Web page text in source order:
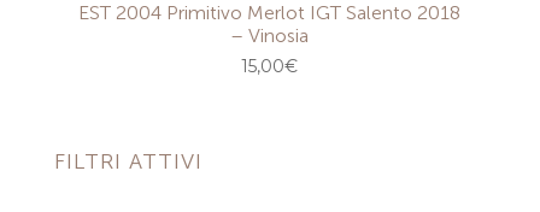
EST 2004 Primitivo Merlot IGT Salento 2018
– Vinosia
15,00€
FILTRI ATTIVI